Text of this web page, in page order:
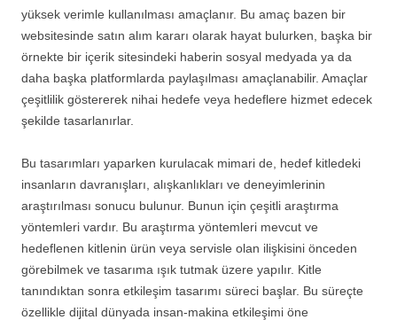
yüksek verimle kullanılması amaçlanır. Bu amaç bazen bir
websitesinde satın alım kararı olarak hayat bulurken, başka bir
örnekte bir içerik sitesindeki haberin sosyal medyada ya da
daha başka platformlarda paylaşılması amaçlanabilir. Amaçlar
çeşitlilik göstererek nihai hedefe veya hedeflere hizmet edecek
şekilde tasarlanırlar.
Bu tasarımları yaparken kurulacak mimari de, hedef kitledeki
insanların davranışları, alışkanlıkları ve deneyimlerinin
araştırılması sonucu bulunur. Bunun için çeşitli araştırma
yöntemleri vardır. Bu araştırma yöntemleri mevcut ve
hedeflenen kitlenin ürün veya servisle olan ilişkisini önceden
görebilmek ve tasarıma ışık tutmak üzere yapılır. Kitle
tanındıktan sonra etkileşim tasarımı süreci başlar. Bu süreçte
özellikle dijital dünyada insan-makina etkileşimi öne